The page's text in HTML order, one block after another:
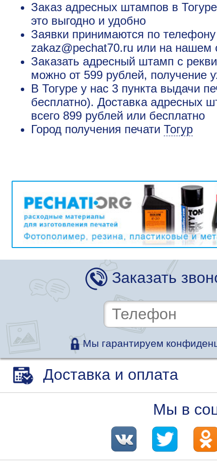
Заказ адресных штампов в
это выгодно и удобно
Заявки принимаются по
zakaz@pechat70.ru или на нашем
Заказать адресный штамп с
можно от 599 рублей, получение
В Тогуре у нас 3 пункта выдачи
бесплатно). Доставка адресных
всего 899 рублей или бесплатно
Город получения печати Тогур
Заказать
Мы гарантируем
Доставка и оплата
Мы в